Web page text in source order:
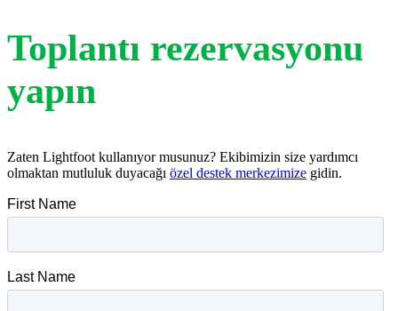
Toplantı rezervasyonu
yapın
Zaten Lightfoot kullanıyor musunuz? Ekibimizin size yardımcı
olmaktan mutluluk duyacağı özel destek merkezimize gidin.